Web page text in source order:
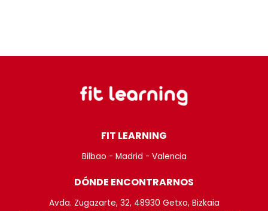
FIT LEARNING
Bilbao - Madrid - Valencia
DÓNDE ENCONTRARNOS
Avda. Zugazarte, 32, 48930 Getxo, Bizkaia